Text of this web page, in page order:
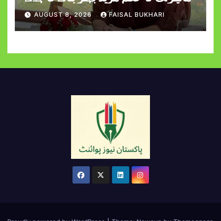
AUGUST 8, 2026 FAISAL BUKHARI